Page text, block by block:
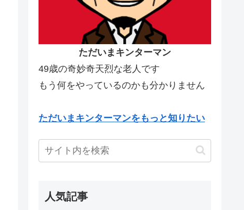
ただいまキンターマン
49歳の奇妙奇天烈な老人です
もう何をやっているのかも分かりません
ただいまキンターマンをもっと知りたい
人気記事